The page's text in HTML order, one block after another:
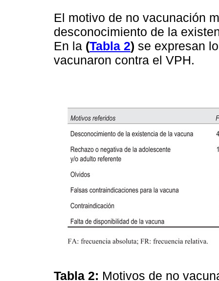
El motivo de no vacunación
desconocimiento de la
En la (Tabla 2) se expresan
vacunaron contra el VPH.
Tabla 2: Motivos de no